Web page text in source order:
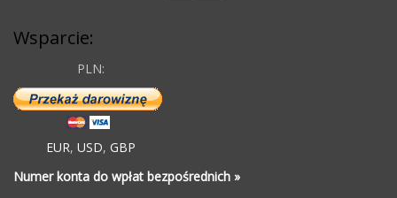
Wsparcie:
PLN:
EUR, USD, GBP
Numer konta do wpłat bezpośrednich »